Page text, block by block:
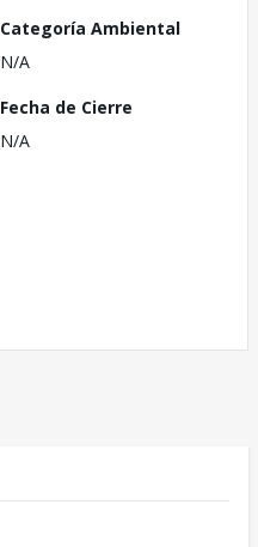
Categoría Ambiental
N/A
Fecha de Cierre
N/A